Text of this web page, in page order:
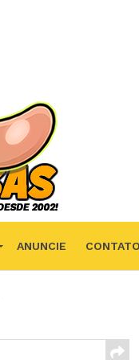
ANUNCIE CONTATO